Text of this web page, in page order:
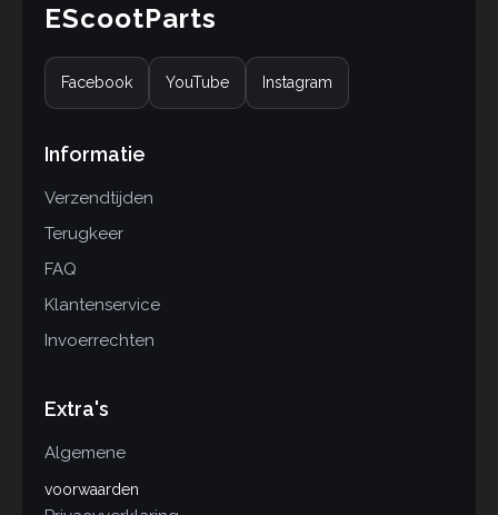
EScootParts
Facebook YouTube Instagram
Informatie
Verzendtijden
Terugkeer
FAQ
Klantenservice
Invoerrechten
Extra's
Algemene
voorwaarden